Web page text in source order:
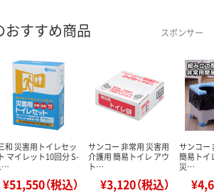
おすすめ商品 スポンサー
和 災害用トイレセッ
ト マイレット10回分 S-
¥51,550（税込）
サンコー 非常用 災害用
介護用 簡易トイレ アウ
ト…
¥3,120（税込）
サンコー
簡易トイ
災…